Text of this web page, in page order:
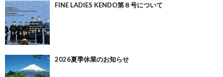
FINE LADIES KENDO第８号について
2026夏季休業のお知らせ